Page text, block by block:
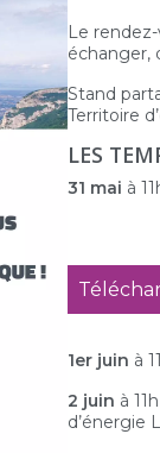
Le
échanger,
Stand
Territoire
LES
31 mai à
1er juin à
2 juin à
d’énergie